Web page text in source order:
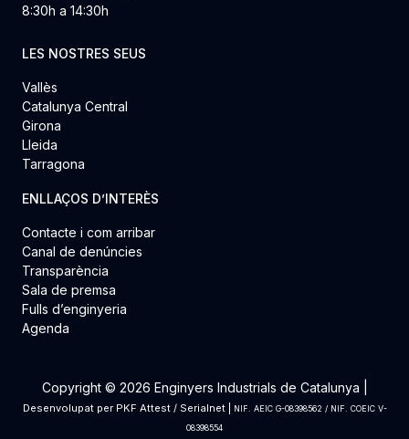
8:30h a 14:30h
LES NOSTRES SEUS
Vallès
Catalunya Central
Girona
Lleida
Tarragona
ENLLAÇOS D’INTERÈS
Contacte i com arribar
Canal de denúncies
Transparència
Sala de premsa
Fulls d’enginyeria
Agenda
Copyright © 2026 Enginyers Industrials de Catalunya |
Desenvolupat per PKF Attest/ Serialnet|
NIF. AEIC G-08398562 / NIF. COEIC V-
08398554